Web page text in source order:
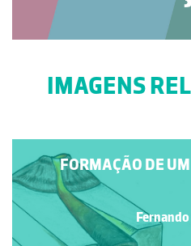
IMAGENS
FORMAÇÃO DE